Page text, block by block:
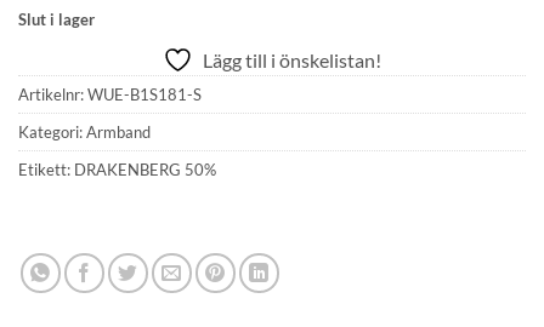
var:
890 kr.
är:
445 kr.
Slut i lager
Lägg till i önskelistan!
Artikelnr:WUE-B1S181-S
Kategori:Armband
Etikett: DRAKENBERG 50%